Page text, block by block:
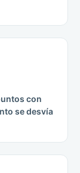
con
se desvía